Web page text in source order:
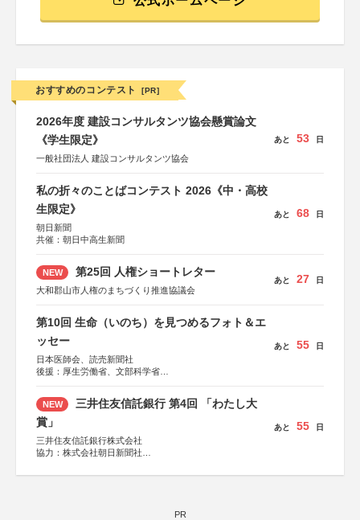
おすすめのコンテスト [PR]
2026年度 建設コンサルタンツ協会懸賞論文
《学生限定》
一般社団法人 建設コンサルタンツ協会
あと 53 日
私の折々のことばコンテスト 2026《中・高校
生限定》
朝日新聞
共催：朝日中高生新聞
あと 68 日
NEW 第25回 人権ショートレター
大和郡山市人権のまちづくり推進協議会
あと 27 日
第10回 生命（いのち）を見つめるフォト＆エ
ッセー
日本医師会、読売新聞社
後援：厚生労働省、文部科学省
しん生命保険株式会社
あと 55 日
NEW
三井住友信託銀行 第4回 「わたし大
賞」
三井住友信託銀行株式会社
協力：株式会社朝日新聞社
あと 55 日
PR